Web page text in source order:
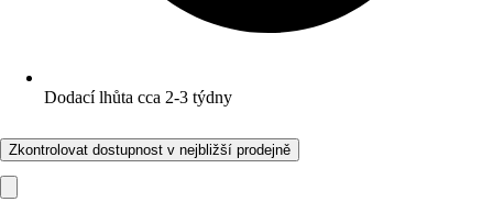
Dodací lhůta cca 2-3 týdny
Zkontrolovat dostupnost v nejbližší prodejně